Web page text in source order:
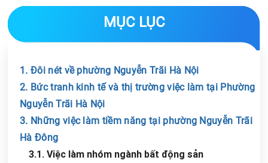
MỤC LỤC
1. Đôi nét về phường Nguyễn Trãi Hà Nội
2. Bức tranh kinh tế và thị trường việc làm tại Phường
Nguyễn Trãi Hà Nội
3. Những việc làm tiềm năng tại phường Nguyễn Trãi
Hà Đông
3.1. Việc làm nhóm ngành bất động sản